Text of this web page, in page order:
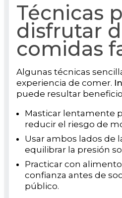
Técnicas
disfrutar
comidas
Algunas técnicas
experiencia de comer.
puede resultar
Masticar lentamente
reducir el riesgo de
Usar ambos lados de
equilibrar la presión
Practicar con
confianza antes de
público.